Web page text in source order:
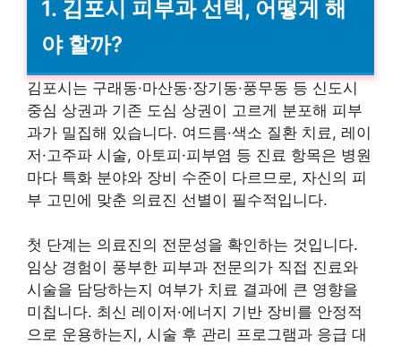
1. 김포시 피부과 선택, 어떻게 해
야 할까?
김포시는 구래동·마산동·장기동·풍무동 등 신도시
중심 상권과 기존 도심 상권이 고르게 분포해 피부
과가 밀집해 있습니다. 여드름·색소 질환 치료, 레이
저·고주파 시술, 아토피·피부염 등 진료 항목은 병원
마다 특화 분야와 장비 수준이 다르므로, 자신의 피
부 고민에 맞춘 의료진 선별이 필수적입니다.
첫 단계는 의료진의 전문성을 확인하는 것입니다.
임상 경험이 풍부한 피부과 전문의가 직접 진료와
시술을 담당하는지 여부가 치료 결과에 큰 영향을
미칩니다. 최신 레이저·에너지 기반 장비를 안정적
으로 운용하는지, 시술 후 관리 프로그램과 응급 대